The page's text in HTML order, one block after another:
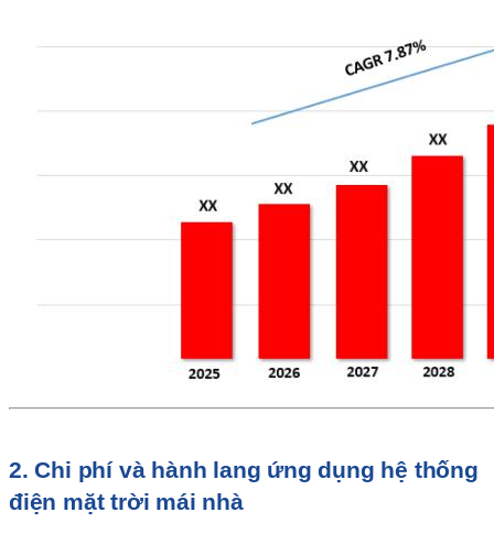
2. Chi phí và hành lang ứng dụng hệ thống
điện mặt trời mái nhà